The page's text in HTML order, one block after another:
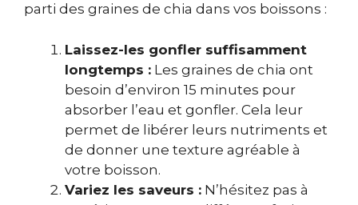
parti des graines de chia dans vos boissons :
Laissez-les gonfler suffisamment
longtemps : Les graines de chia ont
besoin d’environ 15 minutes pour
absorber l’eau et gonfler. Cela leur
permet de libérer leurs nutriments et
de donner une texture agréable à
votre boisson.
Variez les saveurs : N’hésitez pas à